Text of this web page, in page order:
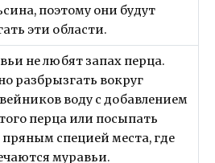
поэтому они будут
эти области.
не любят запах перца.
разбрызгать вокруг
воду с добавлением
перца или посыпать
специей места, где
муравьи.